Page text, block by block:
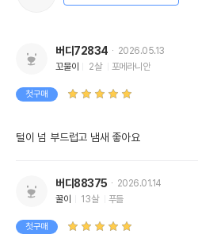
버디72834
2026.05.13
꼬물이
2살 포메라니안
첫구매
털이 넘 부드럽고 냄새 좋아요
버디88375
2026.01.14
꿀이
13살 푸들
첫구매